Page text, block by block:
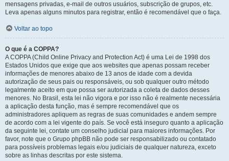
mensagens privadas, e-mail de outros usuários, subscrição de grupos, etc.
Leva apenas alguns minutos para registrar, então é recomendável que o faça.
Voltar ao topo
O que é a COPPA?
A COPPA (Child Online Privacy and Protection Act) é uma Lei de 1998 dos
Estados Unidos que exige que aos websites que apenas possam receber
informações de menores abaixo de 13 anos de idade com a devida
autorização de seus pais ou responsáveis, ou sob qualquer outro método
legalmente aceito em que possa ser autorizada a coleta de dados desses
menores. No Brasil, esta lei não vigora e por isso não é realmente necessária
a aplicação desta função, mas é sempre recomendável que os
administradores apliquem as regras de suas comunidades e andem sempre
de acordo com a lei vigente do país. Se você está inseguro quanto a aplicação
da seguinte lei, contate um conselho judicial para maiores informações. Por
favor, note que o Grupo phpBB não pode ser responsabilizado ou contatado
para possíveis problemas legais e/ou judiciais de qualquer natureza, exceto
sobre as linhas descritas por este sistema.